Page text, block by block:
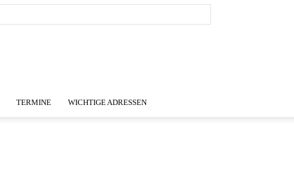
TERMINE WICHTIGE ADRESSEN